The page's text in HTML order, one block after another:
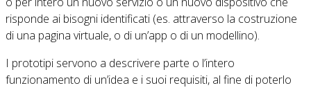
risponde ai bisogni identificati (es. attraverso la costruzione
di una pagina virtuale, o di un’app o di un modellino).
I prototipi servono a descrivere parte o l’intero
funzionamento di un’idea e i suoi requisiti, al fine di poterlo